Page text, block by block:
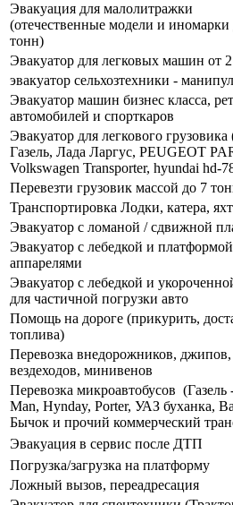
Эвакуация для малолитражки
(отечественные модели и иномарки
тонн)
Эвакуатор для легковых машин от
эвакуатор сельхозтехники -
Эвакуатор машин бизнес класса,
автомобилей и спорткаров
Эвакуатор для легкового грузовика
Газель, Лада Ларгус, PEUGEOT
Volkswagen Transporter, hyundai hd-
Перевезти грузовик массой до 7
Транспортировка Лодки, катера,
Эвакуатор c ломаной / сдвижной
Эвакуатор с лебедкой и
аппарелями
Эвакуатор с лебедкой и
для частичной погрузки авто
Помощь на дороге (прикурить,
топлива)
Перевозка внедорожников, джипов,
вездеходов, минивенов
Перевозка микроавтобусов (Газель
Man, Hynday, Porter, УАЗ буханка,
Бычок и прочий коммерческий
Эвакуация в сервис после ДТП
Погрузка/загрузка на платформу
Ложный вызов, переадресация